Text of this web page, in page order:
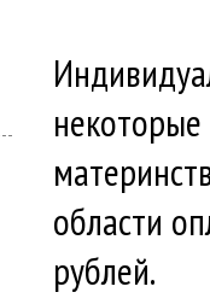
области
рублей.